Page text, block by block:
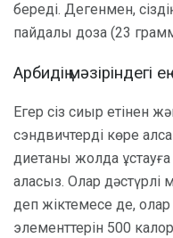
береді. Дегенмен,
пайдалы доза (23
Арбидің мәзіріндегі
Егер сіз сиыр етінен
сэндвичтерді көре
диетаны жолда ұстауға
аласыз. Олар дәстүрлі
деп жіктемесе де,
элементтерін 500